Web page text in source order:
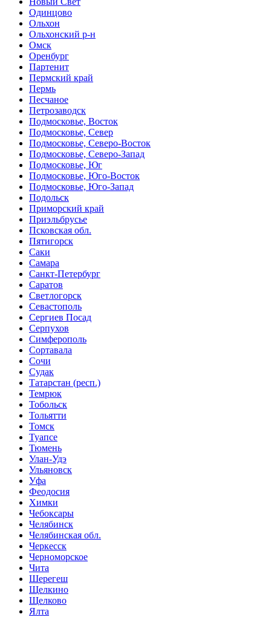
Одинцово
Ольхон
Ольхонский р-н
Омск
Оренбург
Партенит
Пермский край
Пермь
Песчаное
Петрозаводск
Подмосковье, Восток
Подмосковье, Север
Подмосковье, Северо-Восток
Подмосковье, Северо-Запад
Подмосковье, Юг
Подмосковье, Юго-Восток
Подмосковье, Юго-Запад
Подольск
Приморский край
Приэльбрусье
Псковская обл.
Пятигорск
Саки
Самара
Санкт-Петербург
Саратов
Светлогорск
Севастополь
Сергиев Посад
Серпухов
Симферополь
Сортавала
Сочи
Судак
Татарстан (респ.)
Темрюк
Тобольск
Тольятти
Томск
Туапсе
Тюмень
Улан-Удэ
Ульяновск
Уфа
Феодосия
Химки
Чебоксары
Челябинск
Челябинская обл.
Черкесск
Черноморское
Чита
Шерегеш
Щелкино
Щелково
Ялта